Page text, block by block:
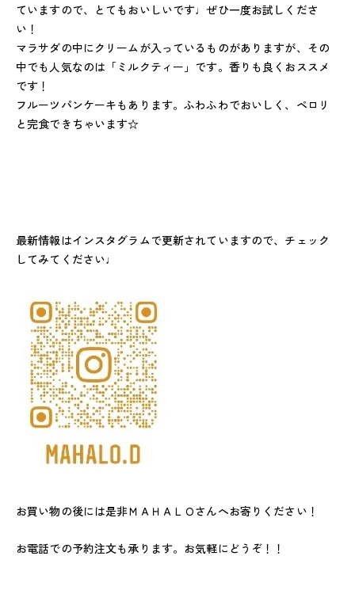
ていますので、とてもおいしいです♩ぜひ一度お試しくださ
い！
マラサダの中にクリームが入っているものがありますが、その
中でも人気なのは「ミルクティー」です。香りも良くおススメ
です！
フルーツパンケーキもあります。ふわふわでおいしく、ペロリ
と完食できちゃいます☆
最新情報はインスタグラムで更新されていますので、チェック
してみてください♩
お買い物の後には是非ＭＡＨＡＬＯさんへお寄りください！
お電話での予約注文も承ります。お気軽にどうぞ！！